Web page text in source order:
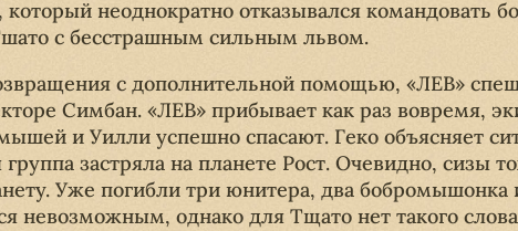
неоднократно отказывался командовать
с бесстрашным сильным львом.
с дополнительной помощью, «ЛЕВ»
Симбан. «ЛЕВ» прибывает как раз вовремя,
и Уилли успешно спасают. Геко объясняет
застряла на планете Рост. Очевидно, сизы
Уже погибли три юнитера, два бобромышонка
невозможным, однако для Тщато нет такого